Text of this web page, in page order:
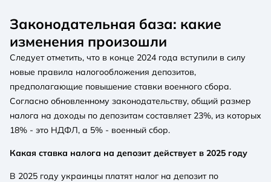
Законодательная база: какие
изменения произошли
Следует отметить, что в конце 2024 года вступили в силу
новые правила налогообложения депозитов,
предполагающие повышение ставки военного сбора.
Согласно обновленному законодательству, общий размер
налога на доходы по депозитам составляет 23%, из которых
18% - это НДФЛ, а 5% - военный сбор.
Какая ставка налога на депозит действует в 2025 году
В 2025 году украинцы платят налог на депозит по